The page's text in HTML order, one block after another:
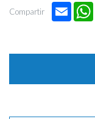
Compartir Email